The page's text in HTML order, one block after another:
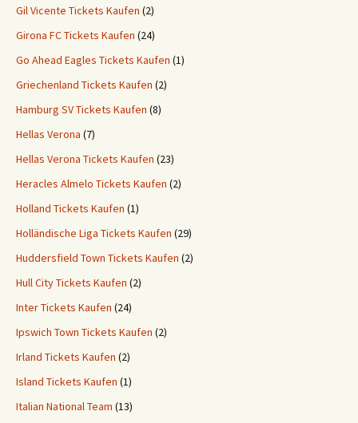
Gil Vicente Tickets Kaufen (2)
Girona FC Tickets Kaufen (24)
Go Ahead Eagles Tickets Kaufen (1)
Griechenland Tickets Kaufen (2)
Hamburg SV Tickets Kaufen (8)
Hellas Verona (7)
Hellas Verona Tickets Kaufen (23)
Heracles Almelo Tickets Kaufen (2)
Holland Tickets Kaufen (1)
Holländische Liga Tickets Kaufen (29)
Huddersfield Town Tickets Kaufen (2)
Hull City Tickets Kaufen (2)
Inter Tickets Kaufen (24)
Ipswich Town Tickets Kaufen (2)
Irland Tickets Kaufen (2)
Island Tickets Kaufen (1)
Italian National Team (13)